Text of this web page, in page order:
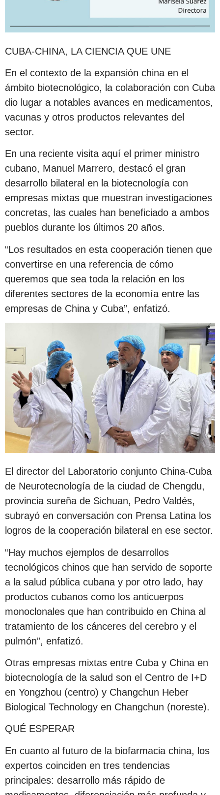
CUBA-CHINA, LA CIENCIA QUE UNE
En el contexto de la expansión china en el
ámbito biotecnológico, la colaboración con Cuba
dio lugar a notables avances en medicamentos,
vacunas y otros productos relevantes del
sector.
En una reciente visita aquí el primer ministro
cubano, Manuel Marrero, destacó el gran
desarrollo bilateral en la biotecnología con
empresas mixtas que muestran investigaciones
concretas, las cuales han beneficiado a ambos
pueblos durante los últimos 20 años.
“Los resultados en esta cooperación tienen que
convertirse en una referencia de cómo
queremos que sea toda la relación en los
diferentes sectores de la economía entre las
empresas de China y Cuba”, enfatizó.
El director del Laboratorio conjunto China-Cuba
de Neurotecnología de la ciudad de Chengdu,
provincia sureña de Sichuan, Pedro Valdés,
subrayó en conversación con Prensa Latina los
logros de la cooperación bilateral en ese sector.
“Hay muchos ejemplos de desarrollos
tecnológicos chinos que han servido de soporte
a la salud pública cubana y por otro lado, hay
productos cubanos como los anticuerpos
monoclonales que han contribuido en China al
tratamiento de los cánceres del cerebro y el
pulmón”, enfatizó.
Otras empresas mixtas entre Cuba y China en
biotecnología de la salud son el Centro de I+D
en Yongzhou (centro) y Changchun Heber
Biological Technology en Changchun (noreste).
QUÉ ESPERAR
En cuanto al futuro de la biofarmacia china, los
expertos coinciden en tres tendencias
principales: desarrollo más rápido de